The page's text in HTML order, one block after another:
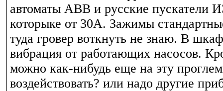
автоматы АВВ и русские пускатели
которыке от 30А. Зажимы
туда гровер воткнуть не знаю. В
вибрация от работающих насосов.
можно как-нибудь еще на эту
воздействовать? или надо другие